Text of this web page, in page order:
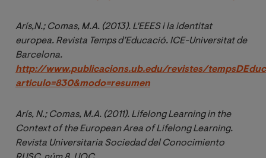
Arís,N.; Comas, M.A. (2013). L'EEES i la identitat
europea. Revista Temps d’Educació. ICE-Universitat de
http://www.publicacions.ub.edu/revistes/
articulo=830&modo=resumen
Arís, N.; Comas, M.A. (2011). Lifelong Learning in the
Context of the European Area of Lifelong Learning.
Revista Universitaria Sociedad del Conocimiento